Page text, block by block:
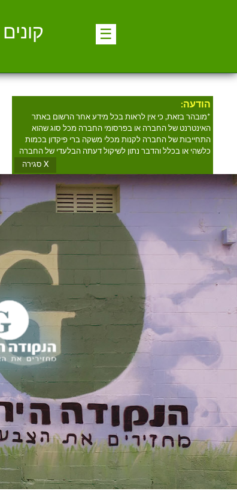
☰
הודעה:
*מובהר בזאת, כי אין לראות בכל מידע אחר הרשום באתר
האינטרנט של החברה או בפרסומי החברה מכל סוג שהוא
התחייבות של החברה לקנות מכלי משקה ברי פיקדון בכמות
כלשהי או בכלל והדבר נתון לשיקול דעתה הבלעדי של החברה
X סגירה